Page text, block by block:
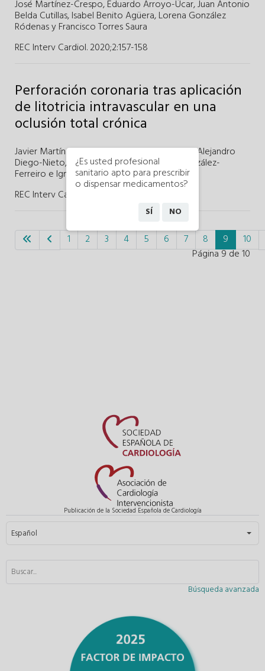
José Martínez-Crespo,Eduardo Arroyo-Úcar,Juan Antonio
Belda Cutillas,Isabel Benito Agüera,Lorena González
RódenasyFrancisco Torres Saura
REC Interv Cardiol. 2020;2:157-158
Perforación coronaria tras aplicación
de litotricia intravascular en una
oclusión total crónica
Javier Martín-Moreiras,Blanca Trejo-Velasco,Alejandro
Diego-Nieto, Jesús Herrero-Garibi,Rocío González-
Ferreiro e Ignacio Cruz-González
REC Interv Cardiol. 2020;2
Página 9 de 10
1 2 3 4 5 6 7 8 9 10
Publicación de la Sociedad Española de Cardiología
Seleccione su idioma
Español
Búsqueda avanzada
¿Es usted profesional
sanitario apto para prescribir
o dispensar medicamentos?
SÍ NO